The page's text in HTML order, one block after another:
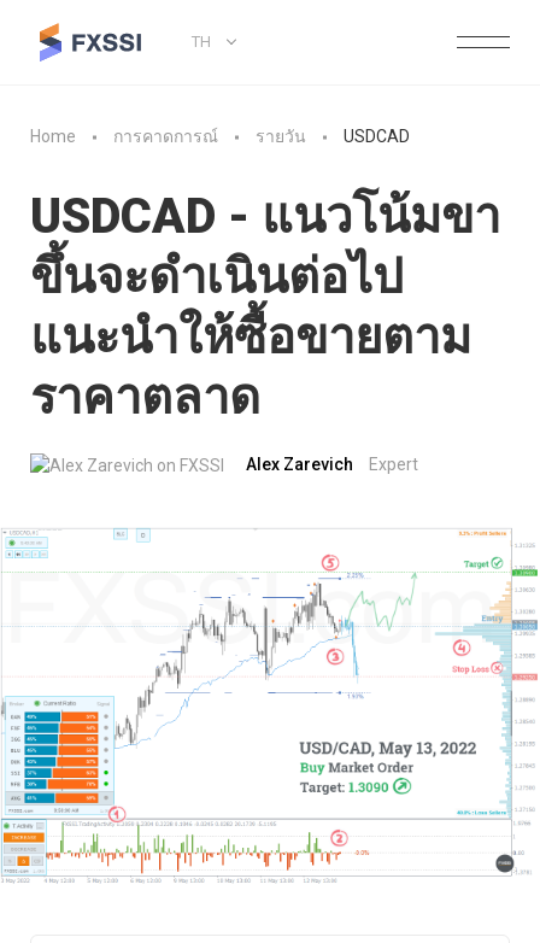
TH
Home การคาดการณ์ รายวัน USDCAD
USDCAD - แนวโน้มขา
ขึ้นจะดำเนินต่อไป
แนะนำให้ซื้อขายตาม
ราคาตลาด
Alex Zarevich Expert